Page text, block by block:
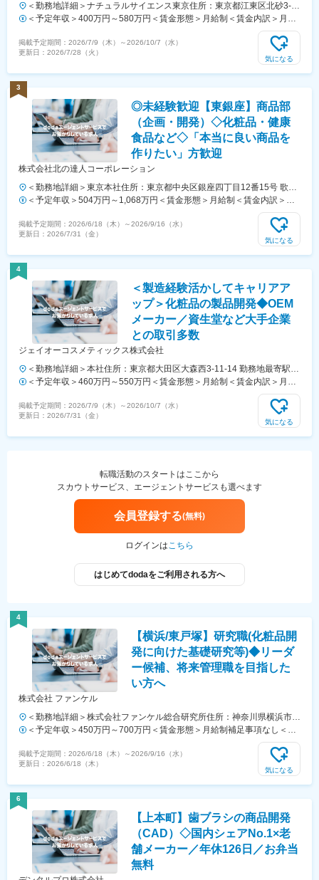
＜勤務地詳細＞ナチュラルサイエンス東京住所：東京都江東区北砂3-4-
27 ナチュラルファクトリー東京勤務地最寄駅：都営新宿線／西大島駅
受動喫煙対策：屋内全面禁煙変更の範囲：会社の定める事業所
＜予定年収＞400万円～580万円＜賃金形態＞月給制＜賃金内訳＞月額
（基本給）：240,000円～350,000円＜月給＞240,000円～350,000円＜
昇給有無＞有＜残業手当＞有＜給与補足＞年収はあくまで想定です。ス
キル・年齢等により前後する可能性があります。賞与実績は年に2回で
掲載予定期間： 2026/7/9（木） ～2026/10/7（水）
更新日： 2026/7/28（火）
気になる
3
◎未経験歓迎【東銀座】商品部
（企画・開発）◇化粧品・健康
食品など◇「本当に良い商品を
作りたい」方歓迎
株式会社北の達人コーポレーション
＜勤務地詳細＞東京本社住所：東京都中央区銀座四丁目12番15号 歌舞
伎座タワー17階勤務地最寄駅：東京メトロ日比谷線、都営浅草線／東
銀座駅受動喫煙対策：屋内全面禁煙変更の範囲：会社の定める事業所
＜予定年収＞504万円～1,068万円＜賃金形態＞月給制＜賃金内訳＞月
額（基本給）：310,751円～658,497円固定残業手当/月：109,249円～
231,503円（固定残業時間45時間0分/月）超過した時間外労働の残業手
当は追加支給＜月給＞420,000円～890,000円（一律手当を含む）＜昇
～50万円昇給能力調整給：プレイヤー評価・経営評価の2軸で月額1万
円～40万円昇給可能（一定職級以上は評価額の上限なし）賃金はあく
までも目安の金額であり、選考を通じて上下する可能性があります。月
給(月額)は固定手当を含めた表記です。
掲載予定期間： 2026/6/18（木） ～2026/9/16（水）
更新日： 2026/7/31（金）
気になる
4
＜製造経験活かしてキャリアア
ップ＞化粧品の製品開発◆OEM
メーカー／資生堂など大手企業
との取引多数
ジェイオーコスメティックス株式会社
＜勤務地詳細＞本社住所：東京都大田区大森西3-11-14 勤務地最寄駅：
京急本線／大森町駅受動喫煙対策：屋内全面禁煙変更の範囲：会社の定
＜予定年収＞460万円～550万円＜賃金形態＞月給制＜賃金内訳＞月額
（基本給）：225,000円～300,000円その他固定手当/月：15,000円＜月
給＞240,000円～315,000円＜昇給有無＞有＜残業手当＞有＜給与補足
＞■昇給：年1回■賞与：年2回※年収はご経験に応じて決定致します。賃
掲載予定期間： 2026/7/9（木） ～2026/10/7（水）
更新日： 2026/7/31（金）
気になる
転職活動のスタートはここから
スカウトサービス、エージェントサービスも選べます
会員登録する(無料)
ログインはこちら
はじめてdodaをご利用される方へ
4
【横浜/東戸塚】研究職(化粧品開
発に向けた基礎研究等)◆リーダ
ー候補、将来管理職を目指した
い方へ
株式会社 ファンケル
＜勤務地詳細＞株式会社ファンケル総合研究所住所：神奈川県横浜市戸
塚区上品濃12‐13 勤務地最寄駅：JR線／東戸塚駅受動喫煙対策：屋内
＜予定年収＞450万円～700万円＜賃金形態＞月給制補足事項なし＜賃
金内訳＞月額（基本給）：240,000円～420,000円＜月給＞240,000円
～420,000円＜昇給有無＞有＜残業手当＞有＜給与補足＞※給与詳細は
スキル・経験などにより決定します。■昇給：年1回■賞与：年2回（6
掲載予定期間： 2026/6/18（木） ～2026/9/16（水）
更新日： 2026/6/18（木）
気になる
6
【上本町】歯ブラシの商品開発
（CAD）◇国内シェアNo.1×老
舗メーカー／年休126日／お弁当
無料